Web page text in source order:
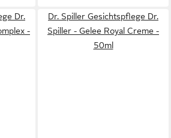
Dr.
-
Dr. Spiller Gesichtspflege Dr.
Spiller - Gelee Royal Creme -
50ml